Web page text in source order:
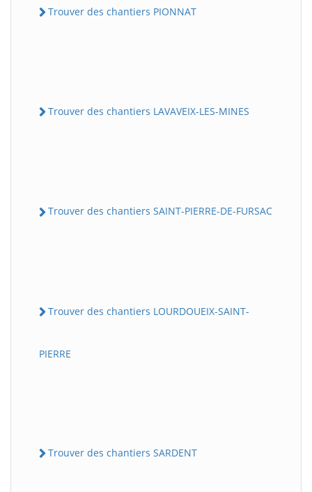
Trouver des chantiers PIONNAT
Trouver des chantiers LAVAVEIX-LES-MINES
Trouver des chantiers SAINT-PIERRE-DE-FURSAC
Trouver des chantiers LOURDOUEIX-SAINT-
PIERRE
Trouver des chantiers SARDENT